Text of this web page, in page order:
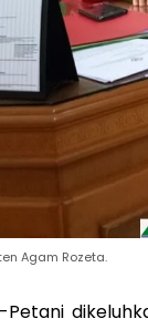
Agam Rozeta.
Petani